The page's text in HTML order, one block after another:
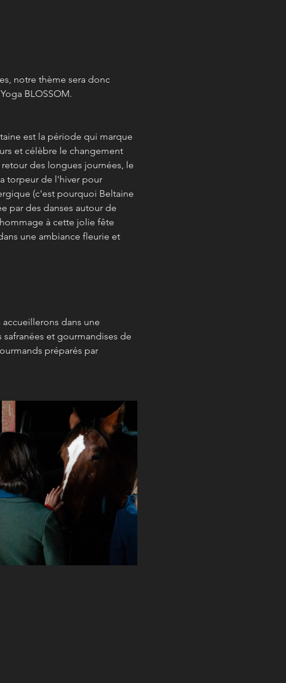
notre thème sera donc
BLOSSOM.
est la période qui marque
et célèbre le changement
des longues journées, le
torpeur de l'hiver pour
(c'est pourquoi Beltaine
par des danses autour de
à cette jolie fête
une ambiance fleurie et
dans une
et gourmandises de
préparés par